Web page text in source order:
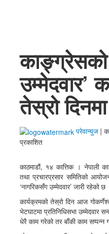
उम्मेदवार’
तेस्रो दिनमा
परेवान्युज|
प्रकाशित
काठमाडौं, १४ कात्तिक । नेपाली
तथा प्रचारप्रसार समितिको
‘नागरिकसँग उम्मेदवार’ जारी रहेको छ
कार्यक्रमको तेस्रो दिन आज
भेटघाटमा प्रतिनिधिसभा
धेरै काम गरेको तर बाँकी काम